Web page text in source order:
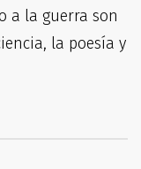
a la guerra son
la poesía y